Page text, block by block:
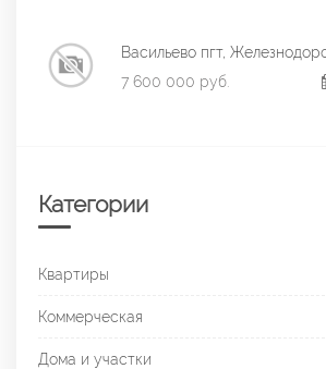
Васильево пгт,
7 600 000 руб.
Категории
Квартиры
Коммерческая
Дома и участки